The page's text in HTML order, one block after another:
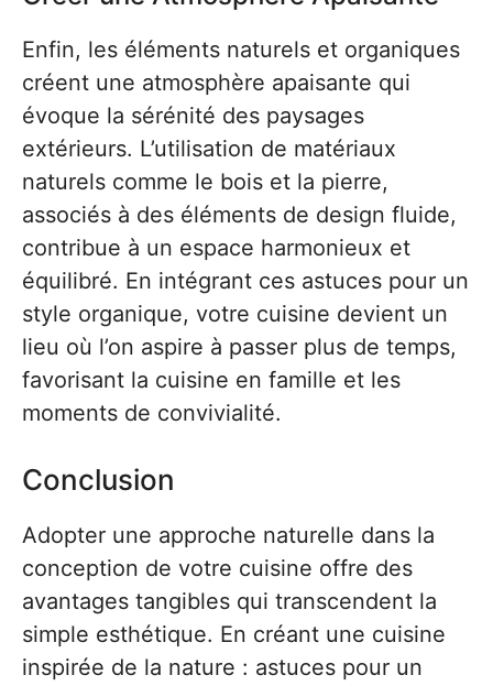
Enfin, les éléments naturels et organiques
créent une atmosphère apaisante qui
évoque la sérénité des paysages
extérieurs. L’utilisation de matériaux
naturels comme le bois et la pierre,
associés à des éléments de design fluide,
contribue à un espace harmonieux et
équilibré. En intégrant ces astuces pour un
style organique, votre cuisine devient un
lieu où l’on aspire à passer plus de temps,
favorisant la cuisine en famille et les
moments de convivialité.
Conclusion
Adopter une approche naturelle dans la
conception de votre cuisine offre des
avantages tangibles qui transcendent la
simple esthétique. En créant une cuisine
inspirée de la nature : astuces pour un